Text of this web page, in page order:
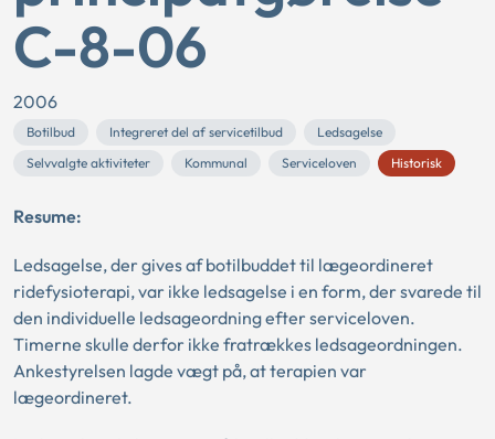
C-8-06
2006
Botilbud Integreret del af servicetilbud
Ledsagelse
Selvvalgte aktiviteter
Kommunal Serviceloven Historisk
Resume:
Ledsagelse, der gives af botilbuddet til lægeordineret
ridefysioterapi, var ikke ledsagelse i en form, der svarede til
den individuelle ledsageordning efter serviceloven.
Timerne skulle derfor ikke fratrækkes ledsageordningen.
Ankestyrelsen lagde vægt på, at terapien var
lægeordineret.